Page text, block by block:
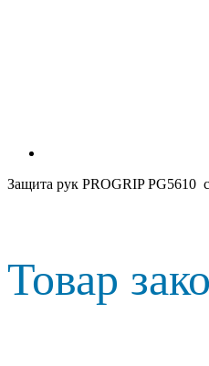
Защита рук PROGRIP PG5610
Товар